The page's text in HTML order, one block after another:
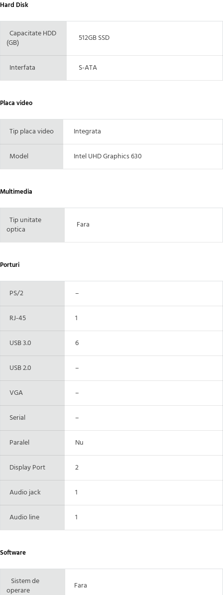
Hard Disk
Capacitate HDD
(GB)
512GB SSD
Interfata S-ATA
Placa video
Tip placa video Integrata
Model Intel UHD Graphics 630
Multimedia
Tip unitate
optica
Fara
Porturi
PS/2 –
RJ-45 1
USB 3.0 6
USB 2.0 –
VGA –
Serial –
Paralel Nu
Display Port 2
Audio jack 1
Audio line 1
Software
Sistem de
operare
Fara